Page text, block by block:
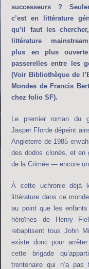
successeurs ?
c’est en littérature
qu’il faut les
littérature
plus en plus
passerelles entre les
(Voir Bibliothèque de
Mondes de Francis
chez folio SF).
Le premier roman du
Jasper Fforde dépeint
Angleterre de 1985
des dodos clonés, et en
de la Crimée — encore
À cette uchronie déjà
littérature dans ce
au point que les
héroïnes de Henry
rebaptisent tous John
existe donc pour
cette brigade
trentenaire qui n’a